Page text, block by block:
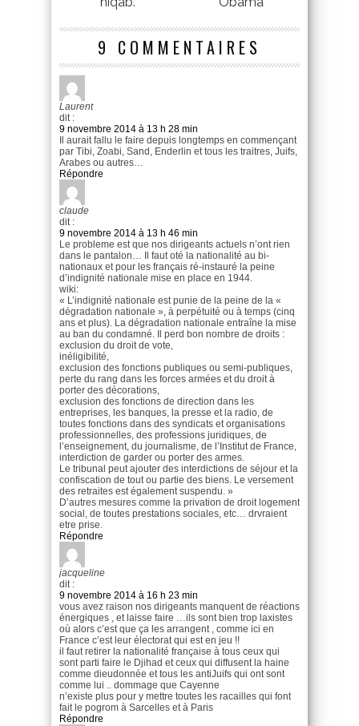
9 COMMENTAIRES
Laurent
dit :
9 novembre 2014 à 13 h 28 min
Il aurait fallu le faire depuis longtemps en commençant
par Tibi, Zoabi, Sand, Enderlin et tous les traitres, Juifs,
Arabes ou autres…
Répondre
claude
dit :
9 novembre 2014 à 13 h 46 min
Le probleme est que nos dirigeants actuels n’ont rien
dans le pantalon… Il faut oté la nationalité au bi-
nationaux et pour les français ré-instauré la peine
d’indignité nationale mise en place en 1944.
wiki:
« L’indignité nationale est punie de la peine de la «
dégradation nationale », à perpétuité ou à temps (cinq
ans et plus). La dégradation nationale entraîne la mise
au ban du condamné. Il perd bon nombre de droits :
exclusion du droit de vote,
inéligibilité,
exclusion des fonctions publiques ou semi-publiques,
perte du rang dans les forces armées et du droit à
porter des décorations,
exclusion des fonctions de direction dans les
entreprises, les banques, la presse et la radio, de
toutes fonctions dans des syndicats et organisations
professionnelles, des professions juridiques, de
l’enseignement, du journalisme, de l’Institut de France,
interdiction de garder ou porter des armes.
Le tribunal peut ajouter des interdictions de séjour et la
confiscation de tout ou partie des biens. Le versement
des retraites est également suspendu. »
D’autres mesures comme la privation de droit logement
social, de toutes prestations sociales, etc… drvraient
etre prise.
Répondre
jacqueline
dit :
9 novembre 2014 à 16 h 23 min
vous avez raison nos dirigeants manquent de réactions
énergiques , et laisse faire …ils sont bien trop laxistes
où alors c’est que ça les arrangent , comme ici en
France c’est leur électorat qui est en jeu !!
il faut retirer la nationalité française à tous ceux qui
sont parti faire le Djihad et ceux qui diffusent la haine
comme dieudonnée et tous les antiJuifs qui ont sont
comme lui .. dommage que Cayenne
n’existe plus pour y mettre toutes les racailles qui font
fait le pogrom à Sarcelles et à Paris
Répondre